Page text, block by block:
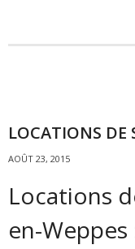
- Cimetière
LOCATIONS DE
AOÛT 23, 2015
Locations
en-Weppes